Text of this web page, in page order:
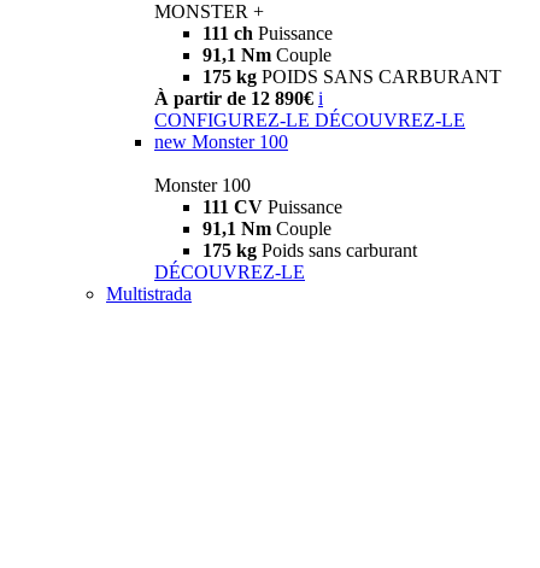
MONSTER +
111 ch Puissance
91,1 Nm Couple
175 kg POIDS SANS CARBURANT
À partir de 12 890€ i
CONFIGUREZ-LE DÉCOUVREZ-LE
new Monster 100
Monster 100
111 CV Puissance
91,1 Nm Couple
175 kg Poids sans carburant
DÉCOUVREZ-LE
Multistrada